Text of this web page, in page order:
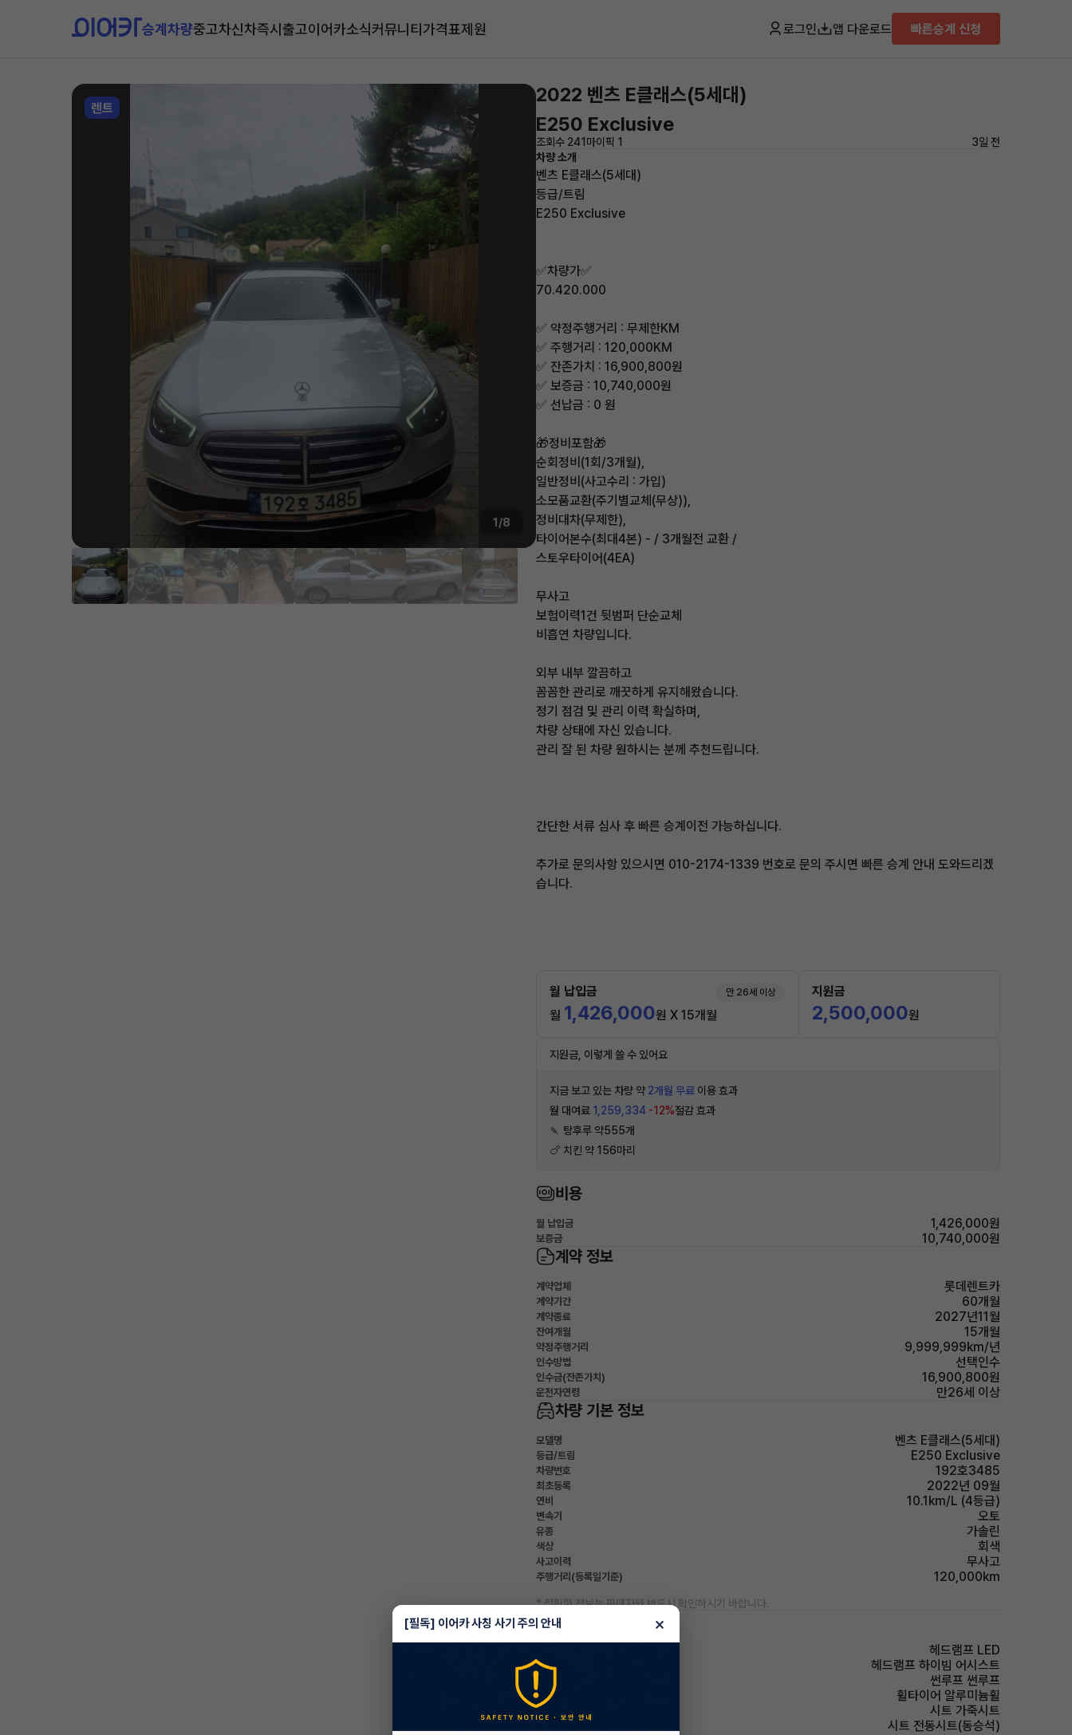
승계차량중고차신차즉시출고이어카소식커뮤니티가격표제원 로그인 앱 다운로드 빠른승계 신청
렌트
1/8
2022 벤츠 E클래스(5세대)
E250 Exclusive
조회수 241 마이픽 1
3일 전
차량 소개
벤츠 E클래스(5세대)
등급/트림
E250 Exclusive
✅차량가✅
70.420.000
✅ 약정주행거리 : 무제한KM
✅ 주행거리 : 120,000KM
✅ 잔존가치 : 16,900,800원
✅ 보증금 : 10,740,000원
✅ 선납금 : 0 원
🎁정비포함🎁
순회정비(1회/3개월),
일반정비(사고수리 : 가입)
소모품교환(주기별교체(무상)),
정비대차(무제한),
타이어본수(최대4본) - / 3개월전 교환 /
스토우타이어(4EA)
무사고
보험이력1건 뒷범퍼 단순교체
비흡연 차량입니다.
외부 내부 깔끔하고
꼼꼼한 관리로 깨끗하게 유지해왔습니다.
정기 점검 및 관리 이력 확실하며,
차량 상태에 자신 있습니다.
관리 잘 된 차량 원하시는 분께 추천드립니다.
간단한 서류 심사 후 빠른 승계이전 가능하십니다.
추가로 문의사항 있으시면 010-2174-1339 번호로 문의 주시면 빠른 승계 안내 도와드리겠
습니다.
월 납입금 만 26세 이상
월 1,426,000원 X 15개월
지원금
2,500,000원
지원금, 이렇게 쓸 수 있어요
지금 보고 있는 차량 약 2개월 무료 이용 효과
월 대여료 1,259,334 -12%절감 효과
🍡 탕후루 약555개
🍗 치킨 약 156마리
비용
월 납입금 1,426,000원
보증금 10,740,000원
계약 정보
계약업체 롯데렌트카
계약기간 60개월
계약종료 2027년11월
잔여개월 15개월
약정주행거리 9,999,999km/년
인수방법 선택인수
인수금(잔존가치) 16,900,800원
운전자연령 만26세 이상
차량 기본 정보
모델명 벤츠 E클래스(5세대)
등급/트림 E250 Exclusive
차량번호 192호3485
최초등록 2022년 09월
연비 10.1km/L (4등급)
변속기 오토
유종 가솔린
색상 회색
사고이력 무사고
주행거리(등록일기준) 120,000km
* 정확한 정보는 판매자와 반드시 확인하시기 바랍니다.
차량 옵션 정보
헤드램프 LED
헤드램프 하이빔 어시스트
썬루프 썬루프
휠타이어 알루미늄휠
시트 가죽시트
시트 전동시트(동승석)
[필독] 이어카 사칭 사기 주의 안내 ×